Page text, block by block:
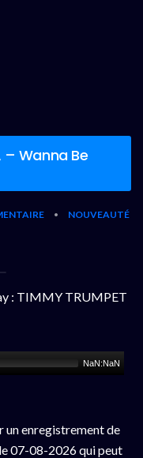
– Wanna Be
•
NOUVEAUTÉ
: TIMMY TRUMPET
NaN:NaN
un enregistrement de
07-08-2026 qui peut